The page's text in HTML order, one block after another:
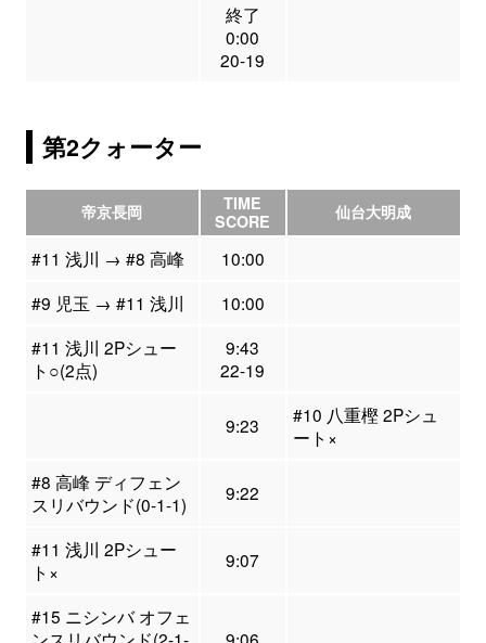
終了
0:00
20-19
第2クォーター
帝京長岡
TIME
SCORE
仙台大明成
#11 浅川 → #8 高峰
10:00
#9 児玉 → #11 浅川
10:00
#11 浅川 2Pシュー
ト○(2点)
9:43
22-19
9:23
#10 八重樫 2Pシュ
ート×
#8 高峰 ディフェン
スリバウンド(0-1-1)
9:22
#11 浅川 2Pシュー
ト×
9:07
#15 ニシンバ オフェ